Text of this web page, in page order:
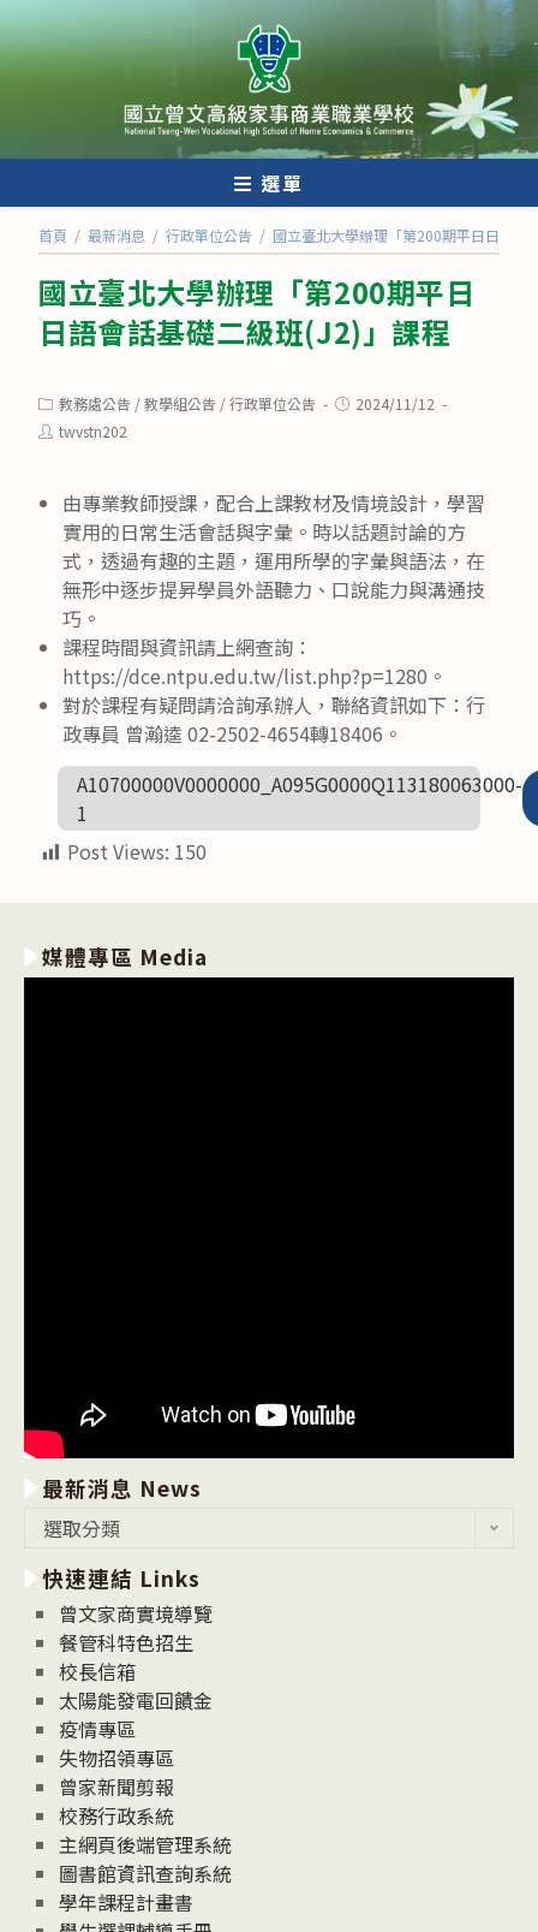
跳
轉
至
內
選單
首頁 / 最新消息 / 行政單位公告 / 國立臺北大學辦理「第200期平日日語會
國立臺北大學辦理「第200期平日
日語會話基礎二級班(J2)」課程
Post
category:
教務處公告 /教學組公告 /行政單位公告
Post2024/11/12
Posttwvstn202
由專業教師授課，配合上課教材及情境設計，學習
實用的日常生活會話與字彙。時以話題討論的方
式，透過有趣的主題，運用所學的字彙與語法，在
無形中逐步提昇學員外語聽力、口說能力與溝通技
巧。
課程時間與資訊請上網查詢：
https://dce.ntpu.edu.tw/list.php?p=1280。
對於課程有疑問請洽詢承辦人，聯絡資訊如下：行
政專員 曾瀚逵 02-2502-4654轉18406。
A10700000V0000000_A095G0000Q113180063000-
1
Post Views: 150
媒體專區 Media
最新消息 News
消
息
News
選取分類
快速連結 Links
曾文家商實境導覽
餐管科特色招生
校長信箱
太陽能發電回饋金
疫情專區
失物招領專區
曾家新聞剪報
校務行政系統
主網頁後端管理系統
圖書館資訊查詢系統
學年課程計畫書